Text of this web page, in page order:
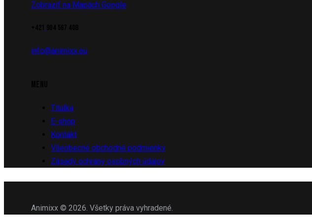
Zobraziť na Mapách Google
info@animixx.eu
Titulka
E-shop
Kontakt
Všeobecné obchodné podmienky
Zásady ochrany osobných údajov
Animixx © 2026. Všetky práva vyhradené.